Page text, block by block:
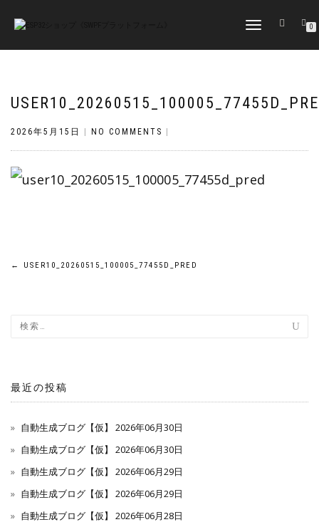
TOGGLE
0
2026年5月15日 NO COMMENTS
投
ナ
ゲ
ー
シ
ョ
ン
← USER10_20260515_100005_77455D_PRED
最近の投稿
自動生成ブログ【仮】 2026年06月30日
自動生成ブログ【仮】 2026年06月30日
自動生成ブログ【仮】 2026年06月29日
自動生成ブログ【仮】 2026年06月29日
自動生成ブログ【仮】 2026年06月28日